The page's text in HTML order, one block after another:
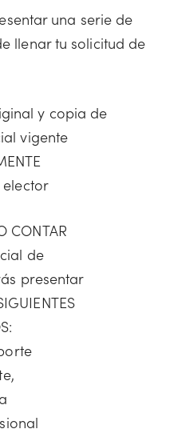
una serie de
llenar tu solicitud de
y copia de
vigente
CONTAR
de
presentar